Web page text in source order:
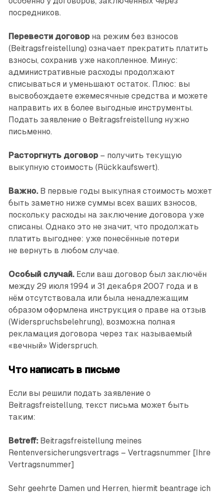
посредников.
Перевести договорна режим без взносов
(Beitragsfreistellung) означает прекратить платить
взносы, сохранив уже накоп­ленное. Минус:
административные расходы продолжают
списываться и уменьшают остаток. Плюс: вы
высвобождаете ежемесячные средства и можете
направить их в более выгодные инструменты.
Подать заявление о Beitragsfreistellung нужно
письменно.
Расторгнуть договор– получить текущую
выкупную стоимость (Rückkaufswert).
Важно. В первые годы выкупная стоимость может
быть заметно ниже суммы всех ваших взносов,
поскольку расходы на заключение договора уже
списаны. Однако это не значит, что продолжать
платить выгоднее: уже понесённые потери
не вернуть в любом случае.
Особый случай. Если ваш договор был заключён
между 29 июля 1994 и 31 декабря 2007 года и в
нём отсутствовала или была ненадлежащим
образом оформлена инструкция о праве на отзыв
(Widerspruchsbelehrung), возможна полная
рекламация договора через так называемый
«вечный» Widerspruch.
Что написать в письме
Если вы решили подать заявление о
Beitragsfreistellung, текст письма может быть
таким:
Betreff: Beitragsfreistellung meines
Rentenversicherungsvertrags – Vertragsnummer [Ihre
Vertragsnummer]
Sehr geehrte Damen und Herren, hiermit beantrage ich